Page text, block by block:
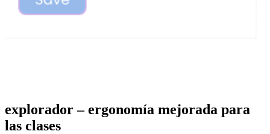
explorador – ergonomía mejorada para
las clases